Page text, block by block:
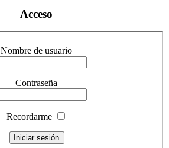
Acceso
Nombre de usuario
Contraseña
Recordarme